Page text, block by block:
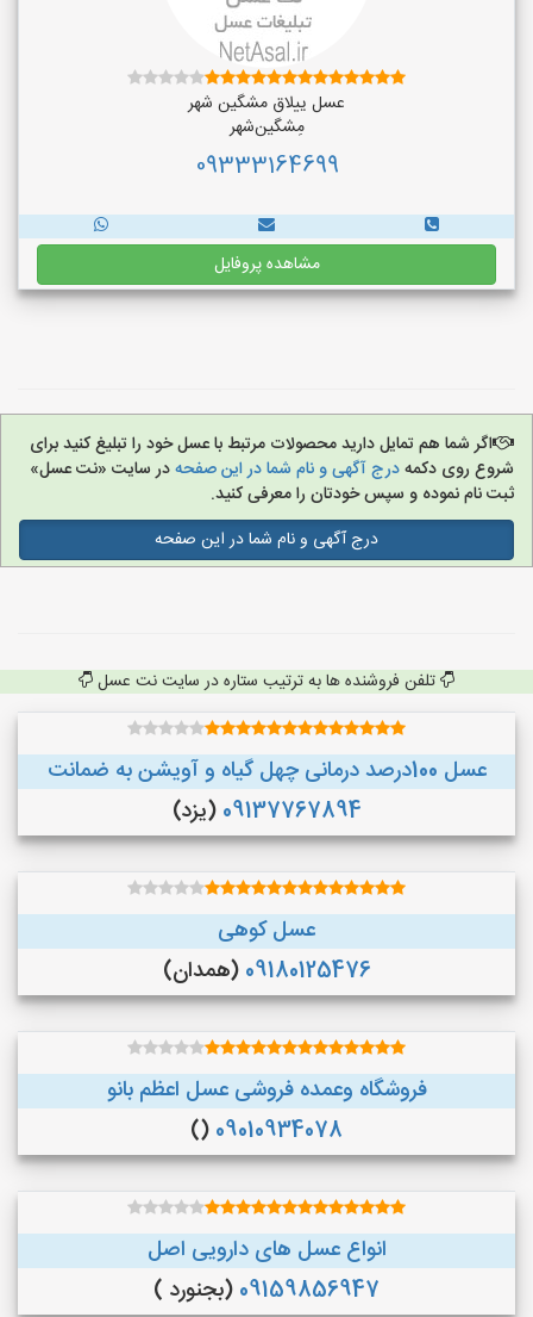
عسل ییلاق مشگین شهر
مِشگین‌شهر
09333164699
مشاهده پروفایل
اگر شما هم تمایل دارید محصولات مرتبط با عسل خود را تبلیغ کنید برای
شروع روی دکمهدرج آگهی و نام شما در این صفحهدر سایت «نت عسل»
ثبت نام نموده و سپس خودتان را معرفی کنید.
درج آگهی و نام شما در این صفحه
تلفن فروشنده ها به ترتیب ستاره در سایت نت عسل
عسل 100درصد درمانی چهل گیاه و آویشن به ضمانت
09137767894 (یزد)
عسل کوهی
09180125476 (همدان)
فروشگاه وعمده فروشی عسل اعظم بانو
09010934078
()
انواع عسل های دارویی اصل
09159856947 (بجنورد )